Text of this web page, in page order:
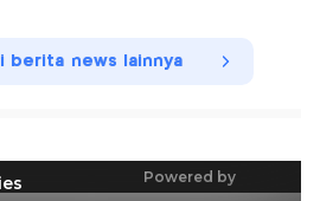
berita news lainnya